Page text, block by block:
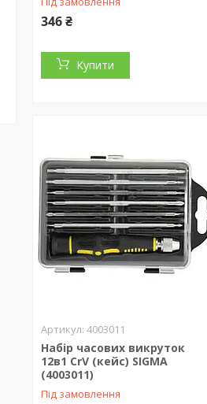
346 ₴
Купити
4003011
Набір часових викруток
12в1 CrV (кейс) SIGMA
(4003011)
Під замовлення